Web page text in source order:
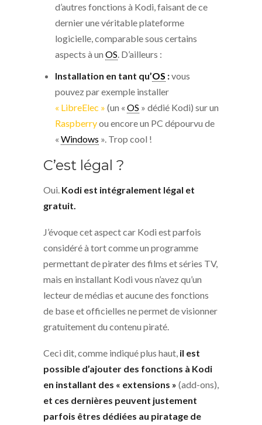
d’autres fonctions à Kodi, faisant de ce
dernier une véritable plateforme
logicielle, comparable sous certains
aspects à un OS . D’ailleurs :
Installation en tant qu’OS :vous
pouvez par exemple installer
« LibreElec » (un « OS » dédié Kodi) sur un
Raspberryou encore un PC dépourvu de
« Windows ». Trop cool !
C’est légal ?
Oui. Kodi est intégralement légal et
gratuit.
J’évoque cet aspect car Kodi est parfois
considéré à tort comme un programme
permettant de pirater des films et séries TV,
mais en installant Kodi vous n’avez qu’un
lecteur de médias et aucune des fonctions
de base et officielles ne permet de visionner
gratuitement du contenu piraté.
Ceci dit, comme indiqué plus haut, il est
possible d’ajouter des fonctions à Kodi
en installant des « extensions » (add-ons),
et ces dernières peuvent justement
parfois êtres dédiées au piratage de